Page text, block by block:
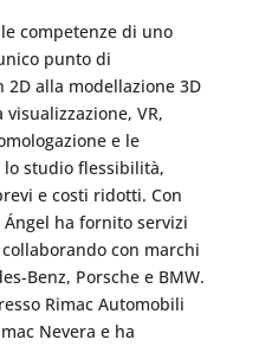
competenze di uno
punto di
alla modellazione 3D
VR,
e le
studio flessibilità,
e costi ridotti. Con
ha fornito servizi
con marchi
Benz, Porsche e BMW.
Rimac Automobili
Nevera e ha